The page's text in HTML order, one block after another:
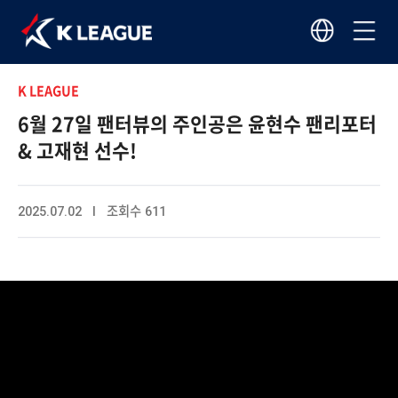
K LEAGUE
6월 27일 팬터뷰의 주인공은 윤현수 팬리포터
& 고재현 선수!
2025.07.02 I 조회수 611